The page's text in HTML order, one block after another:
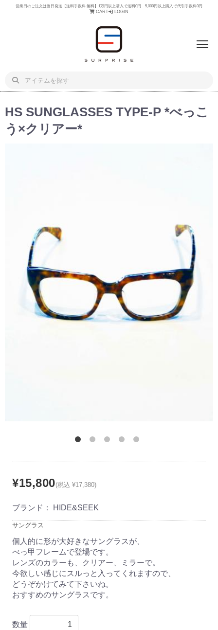
営業日のご注文は当日発送【送料手数料 無料】1万円以上購入で送料0円 5,000円以上購入で代引手数料0円
CART LOGIN
HS SUNGLASSES TYPE-P *べっこ
う×クリアー*
¥15,800(税込 ¥17,380)
ブランド： HIDE&SEEK
サングラス
個人的に形が大好きなサングラスが、
べっ甲フレームで登場です。
レンズのカラーも、クリアー、ミラーで。
今欲しい感じにスルっと入ってくれますので、
どうぞかけてみて下さいね。
おすすめのサングラスです。
数量